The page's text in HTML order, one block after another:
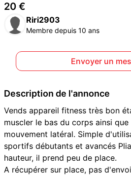
20 €
Riri2903
Membre depuis 10 ans
Envoyer un
Description de l'annonce
Vends appareil fitness très bon
muscler le bas du corps ainsi
mouvement latéral. Simple
sportifs débutants et avancés
hauteur, il prend peu de place.
A récupérer sur place, pas